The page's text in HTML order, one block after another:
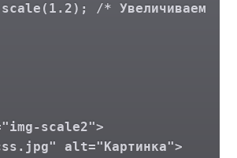
/* Увеличиваем
scale2">
alt="Картинка">